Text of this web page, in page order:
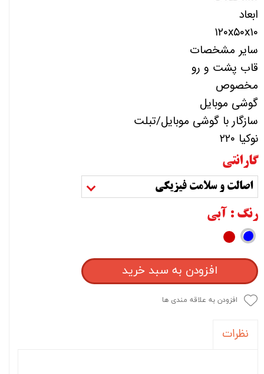
ابعاد
۱۲۰x۵۰x۱۰
سایر مشخصات
قاب پشت و رو
مخصوص
گوشی موبایل
سازگار با گوشی موبایل/تبلت
نوکیا ۲۲۰
گارانتی
اصالت و سلامت فیزیکی
رنگ: آبی
افزودن به سبد خرید
افزودن به علاقه مندی ها
نظرات